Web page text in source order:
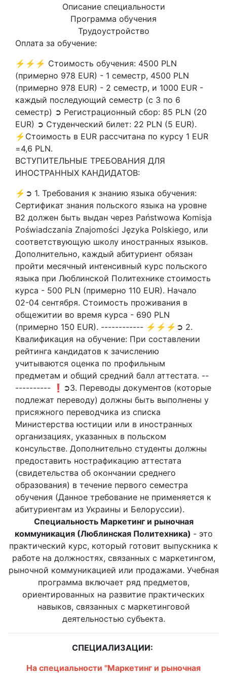
Описание специальности
Программа обучения
Трудоустройство
Оплата за обучение:
⚡⚡⚡ Стоимость обучения: 4500 PLN
(примерно 978 EUR) - 1 семестр, 4500 PLN
(примерно 978 EUR) - 2 семестр, и 1000 EUR -
каждый последующий семестр (с 3 по 6
семестр) ➲ Регистрационный сбор: 85 PLN (20
EUR) ➲ Студенческий билет: 22 PLN (5 EUR).
⚡Стоимость в EUR рассчитана по курсу 1 EUR
=4,6 PLN.
ВСТУПИТЕЛЬНЫЕ ТРЕБОВАНИЯ ДЛЯ
ИНОСТРАННЫХ КАНДИДАТОВ:
⚡➲ 1. Требования к знанию языка обучения:
Сертификат знания польского языка на уровне
В2 должен быть выдан через Państwowa Komisja
Poświadczania Znajomości Języka Polskiego, или
соответствующую школу иностранных языков.
Дополнительно, каждый абитуриент обязан
пройти месячный интенсивный курс польского
языка при Люблинской Политехнике стоимость
курса - 500 PLN (примерно 110 EUR). Начало
02-04 сентября. Стоимость проживания в
общежитии во время курса - 690 PLN
(примерно 150 EUR). ------------ ⚡⚡⚡➲ 2.
Квалификация на обучение: При составлении
рейтинга кандидатов к зачислению
учитываются оценка по профильным
предметам и общий средний балл аттестата. --
---------- ❗➲3. Переводы документов (которые
подлежат переводу) должны быть выполнены у
присяжного переводчика из списка
Министерства юстиции или в иностранных
организациях, указанных в польском
консульстве. Дополнительно студенты должны
предоставить нострафикацию аттестата
(свидетельства об окончании среднего
образования) в течение первого семестра
обучения (Данное требование не применяется к
абитуриентам из Украины и Белоруссии).
Специальность Маркетинг и рыночная
коммуникация (Люблинская Политехника) - это
практический курс, который готовит выпускника к
работе на должностях, связанных с маркетингом,
рыночной коммуникацией или продажами. Учебная
программа включает ряд предметов,
ориентированных на развитие практических
навыков, связанных с маркетинговой
деятельностью субъекта.
СПЕЦИАЛИЗАЦИИ:
На специальности "Маркетинг и рыночная